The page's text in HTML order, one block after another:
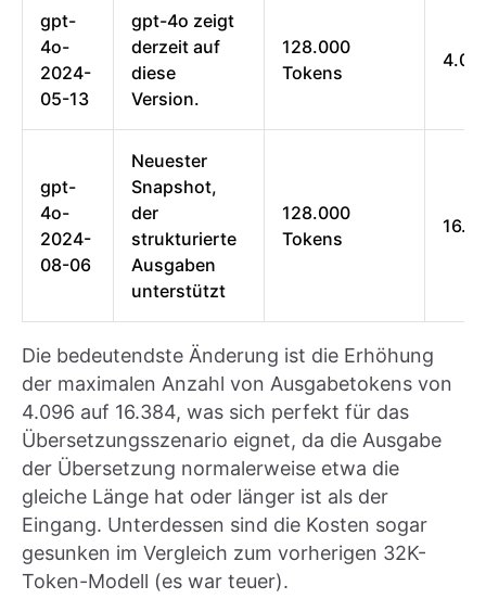
gpt-
4o-
2024-
05-13
gpt-4o zeigt
derzeit auf
diese
Version.
128.000
Tokens
gpt-
4o-
2024-
08-06
Neuester
Snapshot,
der
strukturierte
Ausgaben
unterstützt
128.000
Tokens
Die bedeutendste Änderung ist die Erhöhung
der maximalen Anzahl von Ausgabetokens von
4.096 auf 16.384, was sich perfekt für das
Übersetzungsszenario eignet, da die Ausgabe
der Übersetzung normalerweise etwa die
gleiche Länge hat oder länger ist als der
Eingang. Unterdessen sind die Kosten sogar
gesunken im Vergleich zum vorherigen 32K-
Token-Modell (es war teuer).